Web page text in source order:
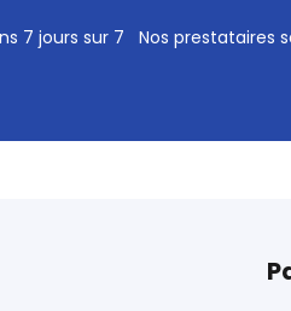
7 jours sur 7
Nos prestataires